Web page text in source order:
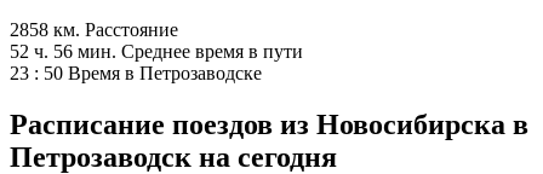
2858 км. Расстояние
52 ч. 56 мин. Среднее время в пути
23 : 50 Время в Петрозаводске
Расписание поездов из Новосибирска в
Петрозаводск на сегодня